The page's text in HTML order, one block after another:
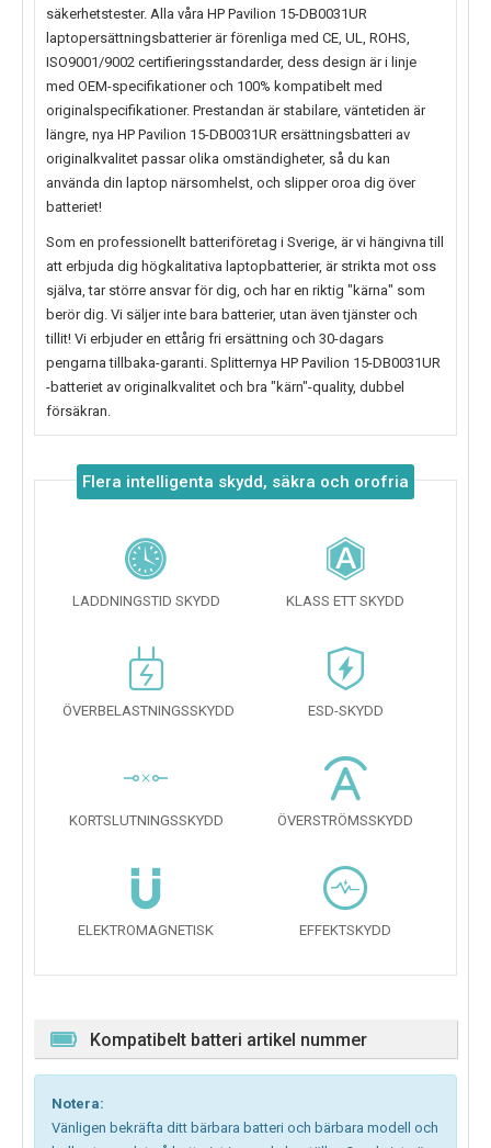
säkerhetstester. Alla våra HP Pavilion 15-DB0031UR
laptopersättningsbatterier är förenliga med CE, UL, ROHS,
ISO9001/9002 certifieringsstandarder, dess design är i linje
med OEM-specifikationer och 100% kompatibelt med
originalspecifikationer. Prestandan är stabilare, väntetiden är
längre, nya HP Pavilion 15-DB0031UR ersättningsbatteri av
originalkvalitet passar olika omständigheter, så du kan
använda din laptop närsomhelst, och slipper oroa dig över
batteriet!
Som en professionellt batteriföretag i Sverige, är vi hängivna till
att erbjuda dig högkalitativa laptopbatterier, är strikta mot oss
själva, tar större ansvar för dig, och har en riktig "kärna" som
berör dig. Vi säljer inte bara batterier, utan även tjänster och
tillit! Vi erbjuder en ettårig fri ersättning och 30-dagars
pengarna tillbaka-garanti. Splitternya HP Pavilion 15-DB0031UR
-batteriet av originalkvalitet och bra "kärn"-quality, dubbel
försäkran.
Flera intelligenta skydd, säkra och orofria
LADDNINGSTID SKYDD KLASS ETT SKYDD
ÖVERBELASTNINGSSKYDD ESD-SKYDD
KORTSLUTNINGSSKYDD ÖVERSTRÖMSSKYDD
ELEKTROMAGNETISK EFFEKTSKYDD
Kompatibelt batteri artikel nummer
Notera:
Vänligen bekräfta ditt bärbara batteri och bärbara modell och